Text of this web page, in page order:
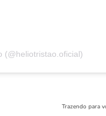
(@heliotristao.oficial)
Trazendo para